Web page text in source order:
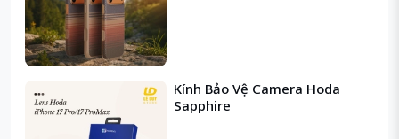
Kính Bảo Vệ Camera Hoda
Sapphire